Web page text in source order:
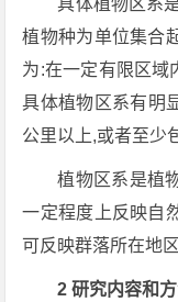
具体植物区系
植物种为单位集合
为:在一定有限区域
具体植物区系有明
公里以上,或者至少
植物区系是植
一定程度上反映自
可反映群落所在地
2 研究内容和